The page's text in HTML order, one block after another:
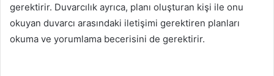
gerektirir. Duvarcılık ayrıca, planı oluşturan kişi ile onu
okuyan duvarcı arasındaki iletişimi gerektiren planları
okuma ve yorumlama becerisini de gerektirir.